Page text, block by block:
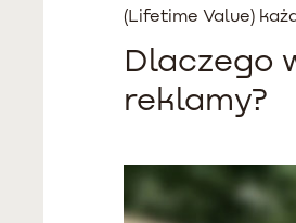
(Lifetime Value)
Dlaczego
reklamy?